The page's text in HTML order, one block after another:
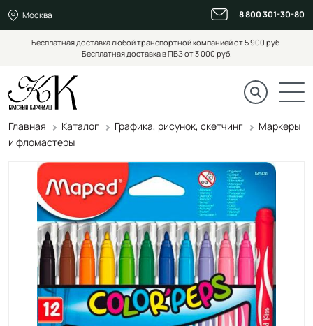
Москва 8 800 301-30-80
Бесплатная доставка любой транспортной компанией от 5 900 руб.
Бесплатная доставка в ПВЗ от 3 000 руб.
Главная Каталог Графика, рисунок, скетчинг
Маркеры
и фломастеры